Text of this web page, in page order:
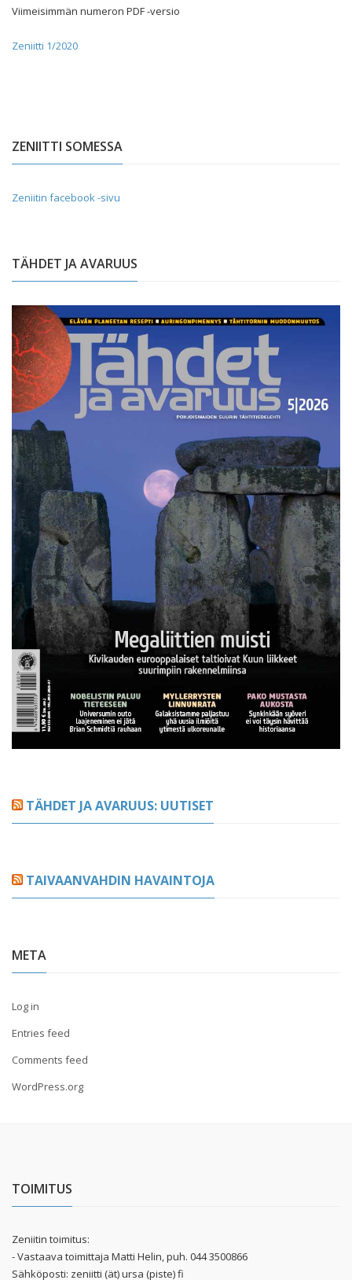
Viimeisimmän numeron PDF -versio
Zeniitti 1/2020
ZENIITTI SOMESSA
Zeniitin facebook -sivu
TÄHDET JA AVARUUS
TÄHDET JA AVARUUS: UUTISET
TAIVAANVAHDIN HAVAINTOJA
META
Log in
Entries feed
Comments feed
WordPress.org
TOIMITUS
Zeniitin toimitus:
- Vastaava toimittaja Matti Helin, puh. 044 3500866
Sähköposti: zeniitti (ät) ursa (piste) fi